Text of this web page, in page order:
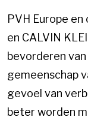
PVH Europe en
en CALVIN
bevorderen
gemeenschap
gevoel van
beter worden